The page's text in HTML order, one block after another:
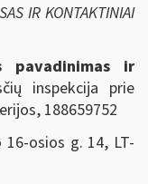
IR KONTAKTINIAI
pavadinimas ir
inspekcija prie
188659752
osios g. 14, LT-